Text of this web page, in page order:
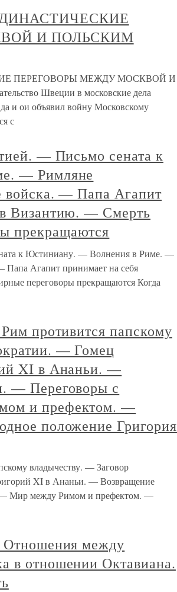
И ПОЛЬСКИМ
ПЕРЕГОВОРЫ МЕЖДУ МОСКВОЙ И
Швеции в московские дела
и ои объявил войну Московскому
с
— Письмо сената к
— Римляне
войска. — Папа Агапит
в Византию. — Смерть
прекращаются
к Юстиниану. — Волнения в Риме. —
Папа Агапит принимает на себя
переговоры прекращаются Когда
противится папскому
— Гомец
XI в Ананьи. —
— Переговоры с
и префектом. —
положение Григория
владычеству. — Заговор
XI в Ананьи. — Возвращение
Мир между Римом и префектом. —
Отношения между
в отношении Октавиана.